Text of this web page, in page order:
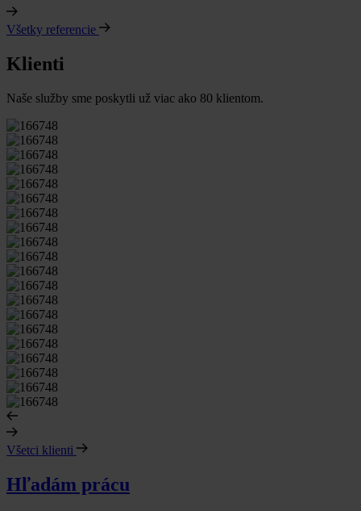
Všetky referencie
Klienti
Naše služby sme poskytli už viac ako 80 klientom.
Všetci klienti
Hľadám prácu